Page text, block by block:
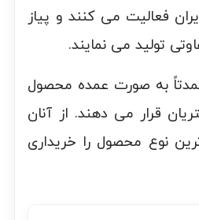
فعالیت می کنند و پیاز
تولید می نمایند.
به صورت عمده محصول
قرار می دهند. از آنان
نوع محصول را خریداری